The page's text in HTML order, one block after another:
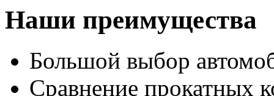
Наши преимущества
Большой выбор
Сравнение прокатных